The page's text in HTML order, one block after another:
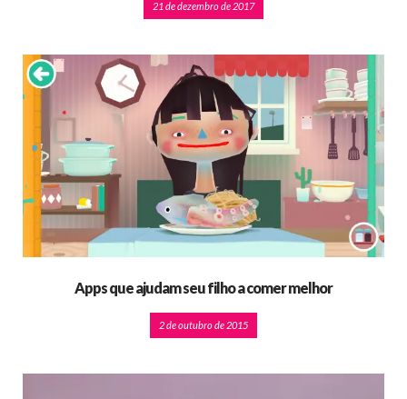
21 de dezembro de 2017
Apps que ajudam seu filho a comer melhor
2 de outubro de 2015